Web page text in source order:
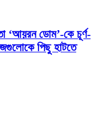
‘আয়রন ডোম’-কে চূর্ণ-
পিছু হাটতে